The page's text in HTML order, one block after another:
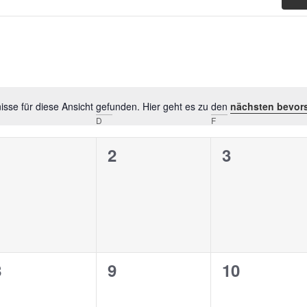
Hinweis
für diese Ansicht gefunden. Hier geht es zu den nächsten
D F
0
2
0
3
0
9
0
10